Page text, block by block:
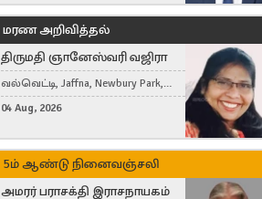
மரண அறிவித்தல்
திருமதி ஞானேஸ்வரி வஜிரா
வல்வெட்டி, Jaffna, Newbury Park,
United Kingdom
04 Aug, 2026
5ம் ஆண்டு நினைவஞ்சலி
அமரர் பராசக்தி இராசநாயகம்